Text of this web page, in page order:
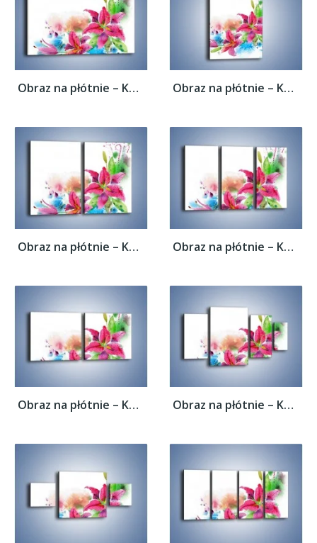
Obraz na płótnie – Kwiaty jak z bajki –... Obraz na płótnie – Kwiaty jak z bajki –...
Obraz na płótnie – Kwiaty jak z bajki –... Obraz na płótnie – Kwiaty jak z bajki –...
Obraz na płótnie – Kwiaty jak z bajki –... Obraz na płótnie – Kwiaty jak z bajki –...